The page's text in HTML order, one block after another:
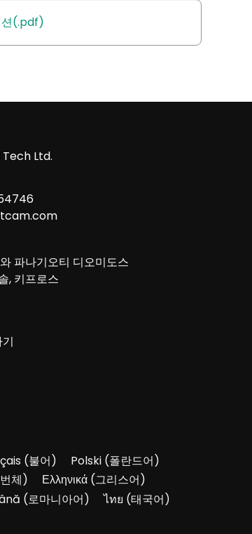
션(.pdf)
Ltd.
파나기오티 디오미도스
, 키프로스
(불어) Polski(폴란드어)
체) Ελληνικά (그리스어)
(로마니아어) ไทย (태국어)